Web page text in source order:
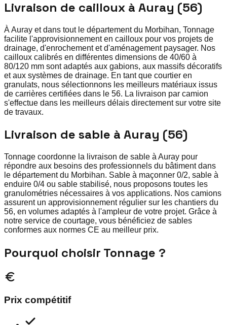
Livraison de cailloux à Auray (56)
À Auray et dans tout le département du Morbihan, Tonnage
facilite l'approvisionnement en cailloux pour vos projets de
drainage, d'enrochement et d'aménagement paysager. Nos
cailloux calibrés en différentes dimensions de 40/60 à
80/120 mm sont adaptés aux gabions, aux massifs décoratifs
et aux systèmes de drainage. En tant que courtier en
granulats, nous sélectionnons les meilleurs matériaux issus
de carrières certifiées dans le 56. La livraison par camion
s'effectue dans les meilleurs délais directement sur votre site
de travaux.
Livraison de sable à Auray (56)
Tonnage coordonne la livraison de sable à Auray pour
répondre aux besoins des professionnels du bâtiment dans
le département du Morbihan. Sable à maçonner 0/2, sable à
enduire 0/4 ou sable stabilisé, nous proposons toutes les
granulométries nécessaires à vos applications. Nos camions
assurent un approvisionnement régulier sur les chantiers du
56, en volumes adaptés à l'ampleur de votre projet. Grâce à
notre service de courtage, vous bénéficiez de sables
conformes aux normes CE au meilleur prix.
Pourquoi choisir Tonnage ?
Prix compétitif